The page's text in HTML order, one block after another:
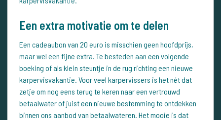
Een extra motivatie om te delen
Een cadeaubon van 20 euro is misschien geen hoofdprijs,
maar wel een fijne extra. Te besteden aan een volgende
boeking of als klein steuntje in de rug richting een nieuwe
karpervisvakantie. Voor veel karpervissers is het nét dat
zetje om nog eens terug te keren naar een vertrouwd
betaalwater of juist een nieuwe bestemming te ontdekken
binnen ons aanbod van betaalwateren. Het mooie is dat